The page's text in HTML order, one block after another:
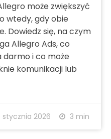
może zwiększyć
wtedy, gdy obie
Dowiedz się, na czym
Allegro Ads, co
i co może
komunikacji lub
stycznia 2026 3 min